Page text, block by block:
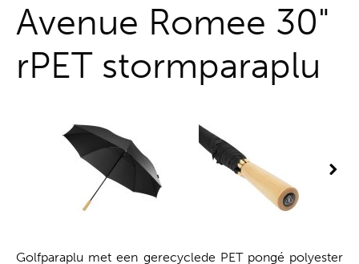
Avenue Romee 30"
rPET stormparaplu
Golfparaplu met een gerecyclede PET pongé polyester